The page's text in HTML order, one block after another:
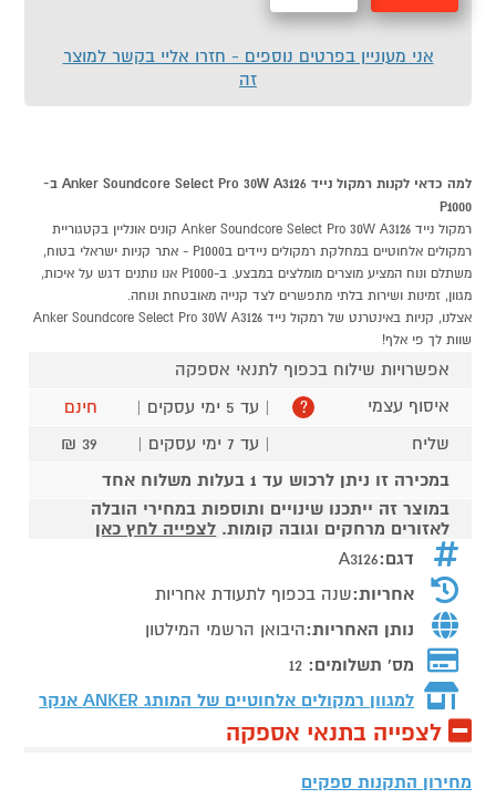
אני מעוניין בפרטים נוספים - חזרו אליי בקשר למוצר
זה
למה כדאי לקנות רמקול נייד Anker Soundcore Select Pro 30W A3126 ב-
P1000
רמקול נייד Anker Soundcore Select Pro 30W A3126 קונים אונליין בקטגוריית
רמקולים אלחוטיים במחלקת רמקולים ניידים בP1000 - אתר קניות ישראלי בטוח,
משתלם ונוח המציע מוצרים מומלצים במבצע. ב-P1000 אנו נותנים דגש על איכות,
מגוון, זמינות ושירות בלתי מתפשרים לצד קנייה מאובטחת ונוחה.
אצלנו, קניות באינטרנט של רמקול נייד Anker Soundcore Select Pro 30W A3126
שוות לך פי אלף!
אפשרויות שילוח בכפוף לתנאי אספקה
איסוף עצמי
? | עד 5 ימי עסקים |
חינם
שליח
| עד 7 ימי עסקים |
39 ₪
במכירה זו ניתן לרכוש עד 1 בעלות משלוח אחד
במוצר זה ייתכנו שינויים ותוספות במחירי הובלה
לאזורים מרחקים וגובה קומות. לצפייה לחץ כאן
דגם:A3126
אחריות:שנה בכפוף לתעודת אחריות
נותן האחריות:היבואן הרשמי המילטון
מס' תשלומים: 12
למגוון רמקולים אלחוטיים של המותג ANKER אנקר
לצפייה בתנאי אספקה
מחירון התקנות ספקים